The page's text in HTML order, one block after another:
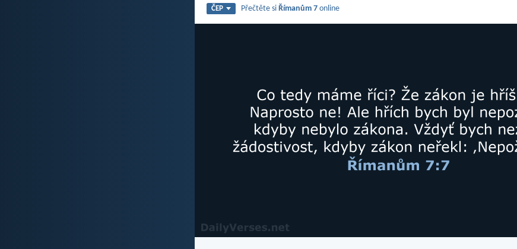
ČEP Přečtěte siŘímanům 7 online